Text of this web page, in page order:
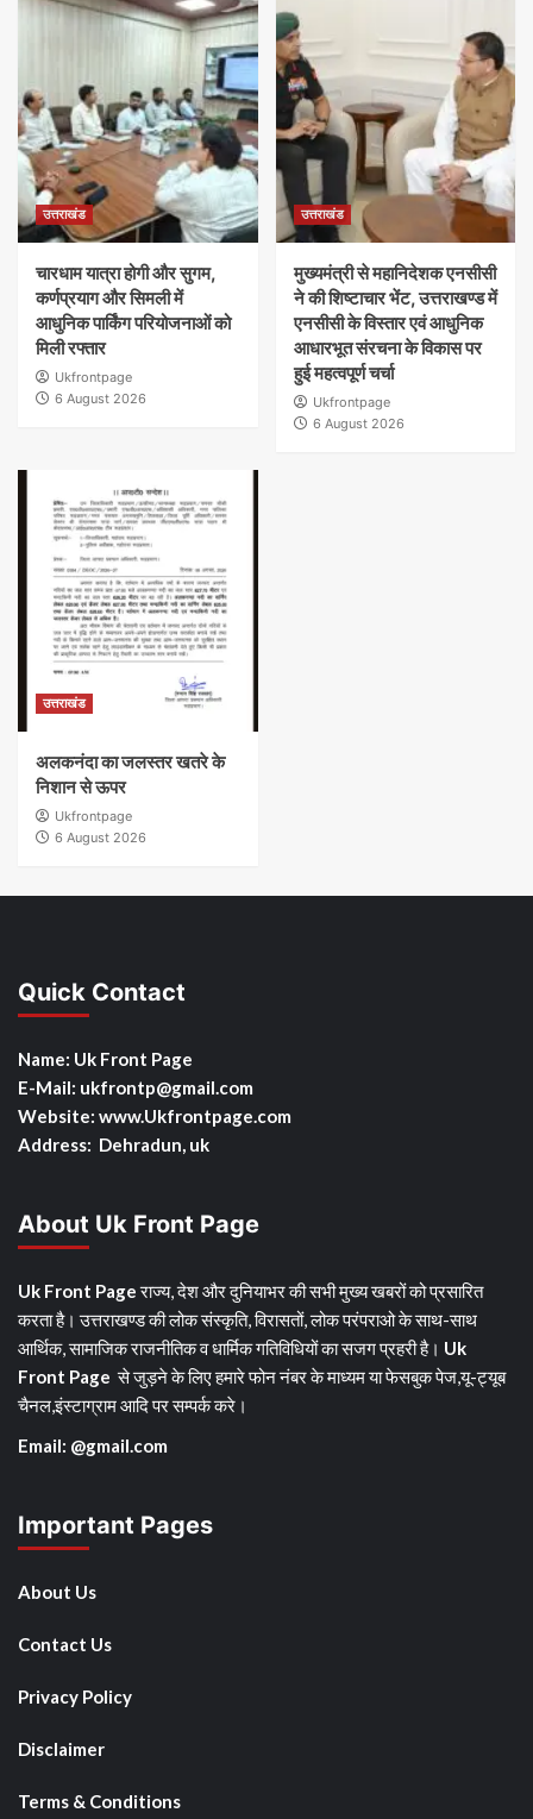
उत्तराखंड
चारधाम यात्रा होगी और सुगम,
कर्णप्रयाग और सिमली में
आधुनिक पार्किंग परियोजनाओं को
मिली रफ्तार
Ukfrontpage
6 August 2026
उत्तराखंड
मुख्यमंत्री से महानिदेशक एनसीसी
ने की शिष्टाचार भेंट, उत्तराखण्ड में
एनसीसी के विस्तार एवं आधुनिक
आधारभूत संरचना के विकास पर
हुई महत्वपूर्ण चर्चा
Ukfrontpage
6 August 2026
उत्तराखंड
अलकनंदा का जलस्तर खतरे के
निशान से ऊपर
Ukfrontpage
6 August 2026
Quick Contact
Name: Uk Front Page
E-Mail: ukfrontp@gmail.com
Website: www.Ukfrontpage.com
Address: Dehradun, uk
About Uk Front Page
Uk Front Pageराज्य, देश और दुनियाभर की सभी मुख्य खबरों को प्रसारित
करता है। उत्तराखण्ड की लोक संस्कृति, विरासतों, लोक परंपराओ के साथ-साथ
आर्थिक, सामाजिक राजनीतिक व धार्मिक गतिविधियों का सजग प्रहरी है। Uk
Front Page से जुड़ने के लिए हमारे फोन नंबर के माध्यम या फेसबुक पेज,यू-ट्यूब
चैनल,इंस्टाग्राम आदि पर सम्पर्क करे।
Email: @gmail.com
Important Pages
About Us
Contact Us
Privacy Policy
Disclaimer
Terms & Conditions